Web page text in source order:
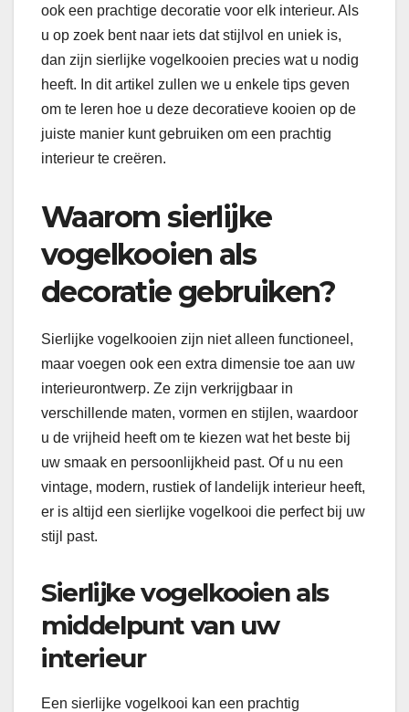
ook een prachtige decoratie voor elk interieur. Als
u op zoek bent naar iets dat stijlvol en uniek is,
dan zijn sierlijke vogelkooien precies wat u nodig
heeft. In dit artikel zullen we u enkele tips geven
om te leren hoe u deze decoratieve kooien op de
juiste manier kunt gebruiken om een ​​prachtig
interieur te creëren.
Waarom sierlijke
vogelkooien als
decoratie gebruiken?
Sierlijke vogelkooien zijn niet alleen functioneel,
maar voegen ook een extra dimensie toe aan uw
interieurontwerp. Ze zijn verkrijgbaar in
verschillende maten, vormen en stijlen, waardoor
u de vrijheid heeft om te kiezen wat het beste bij
uw smaak en persoonlijkheid past. Of u nu een
vintage, modern, rustiek of landelijk interieur heeft,
er is altijd een sierlijke vogelkooi die perfect bij uw
stijl past.
Sierlijke vogelkooien als
middelpunt van uw
interieur
Een sierlijke vogelkooi kan een prachtig